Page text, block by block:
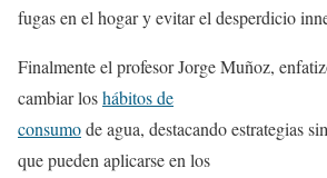
fugas en el hogar y evitar el desperdicio
Finalmente el profesor Jorge Muñoz,
cambiar loshábitos de
consumode agua, destacando estrategias
que pueden aplicarse en los